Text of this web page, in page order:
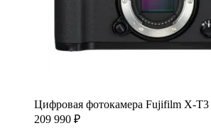
Цифровая фотокамера Fujifilm X-
209 990 ₽